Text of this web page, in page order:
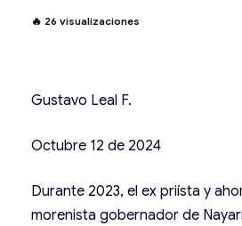
🔥 26 visualizaciones
Gustavo Leal F.
Octubre 12 de 2024
Durante 2023, el ex priísta y
morenista gobernador de